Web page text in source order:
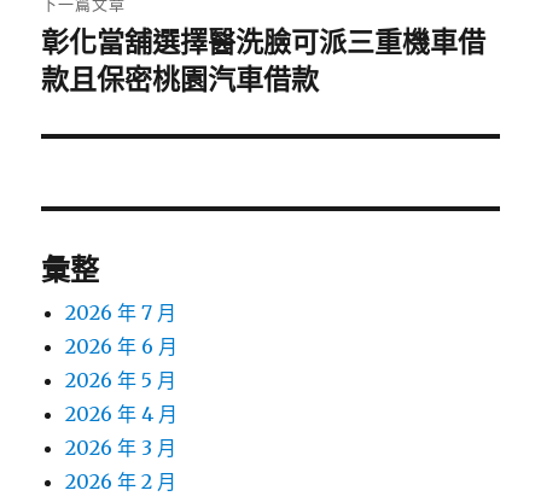
下
一
文
彰化當舖選擇醫洗臉可派三重機車借
款且保密桃園汽車借款
彙整
2026 年 7 月
2026 年 6 月
2026 年 5 月
2026 年 4 月
2026 年 3 月
2026 年 2 月